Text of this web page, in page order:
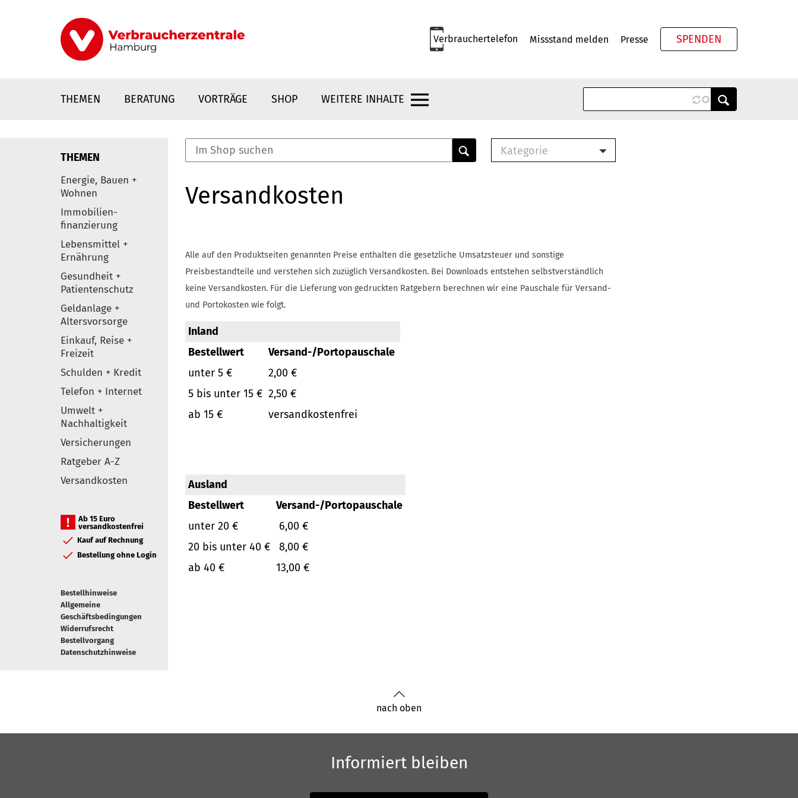
Verbrauchertelefon Missstand melden Presse SPENDEN
THEMEN BERATUNG VORTRÄGE SHOP WEITERE INHALTE
Elemente
THEMEN
Energie, Bauen +
Wohnen
Immobilien-
finanzierung
Lebensmittel +
Ernährung
Gesundheit +
Patientenschutz
Geldanlage +
Altersvorsorge
Einkauf, Reise +
Freizeit
Schulden + Kredit
Telefon + Internet
Umwelt +
Nachhaltigkeit
Versicherungen
Ratgeber A-Z
Versandkosten
Ab 15 Euro
versandkostenfrei
Kauf auf Rechnung
Bestellung ohne Login
Bestellhinweise
Allgemeine
Geschäftsbedingungen
Widerrufsrecht
Bestellvorgang
Datenschutzhinweise
Kategorie
Buch
Versandkosten
Alle auf den Produktseiten genannten Preise enthalten die gesetzliche Umsatzsteuer und sonstige
Preisbestandteile und verstehen sich zuzüglich Versandkosten. Bei Downloads entstehen selbstverständlich
keine Versandkosten. Für die Lieferung von gedruckten Ratgebern berechnen wir eine Pauschale für Versand-
und Portokosten wie folgt.
Inland
Bestellwert
Versand-/Portopauschale
unter 5 €
2,00 €
5 bis unter 15 € 2,50 €
ab 15 €
versandkostenfrei
Ausland
Bestellwert
Versand-/Portopauschale
unter 20 €
6,00 €
20 bis unter 40 €
8,00 €
ab 40 €
13,00 €
nach oben
Informiert bleiben